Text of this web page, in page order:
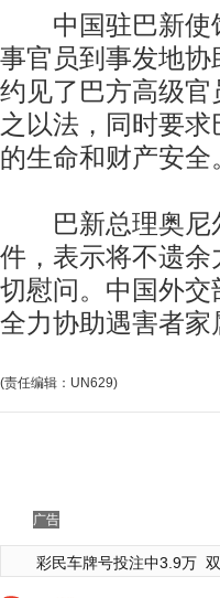
中国驻巴新使馆
事官员到事发地
约见了巴方高级
之以法，同时要
的生命和财产安全
巴新总理奥尼尔
件，表示将不遗
切慰问。中国外
全力协助遇害者家
(责任编辑：UN629)
广告
彩民车牌号投注中3.9万